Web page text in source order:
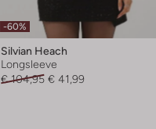
-60%
Silvian Heach
Longsleeve
€ 104,95 € 41,99